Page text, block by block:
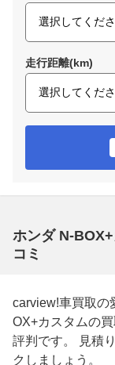
走行距離(km)
ホンダ N-
コミ
carview!車買取の
OX+カスタムの
評判です。 見積
クしましょう。